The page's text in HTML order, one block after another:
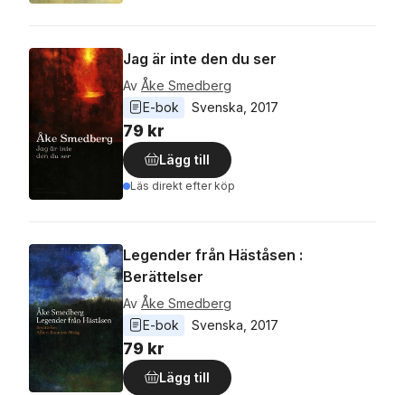
Jag är inte den du ser
Av Åke Smedberg
E-bok
Svenska 2017
79 kr
Lägg till
Läs direkt efter köp
Legender från Häståsen :
Berättelser
Av Åke Smedberg
E-bok
Svenska 2017
79 kr
Lägg till